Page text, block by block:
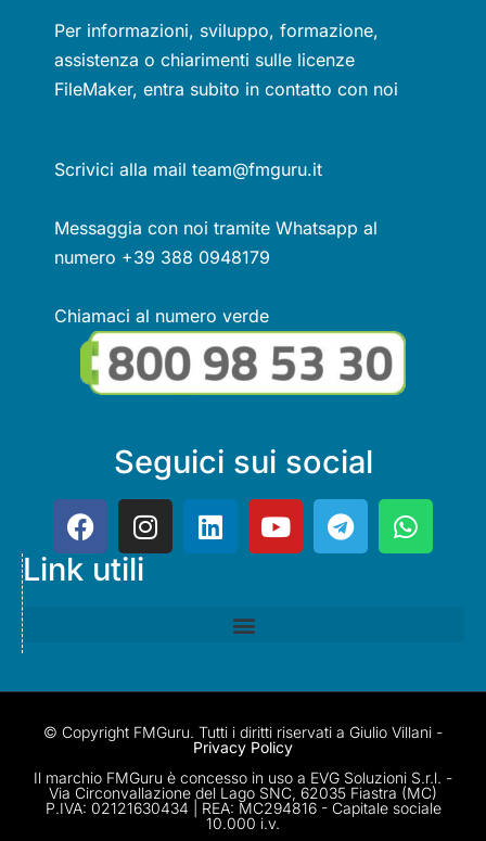
Per informazioni, sviluppo, formazione,
assistenza o chiarimenti sulle licenze
FileMaker, entra subito in contatto con noi
Scrivici alla mail team@fmguru.it
Messaggia con noi tramite Whatsapp al
numero +39 388 0948179
Chiamaci al numero verde
Seguici sui social
Link utili
© Copyright FMGuru. Tutti i diritti riservati a Giulio Villani -
Privacy Policy
Il marchio FMGuru è concesso in uso a EVG Soluzioni S.r.l. -
Via Circonvallazione del Lago SNC, 62035 Fiastra (MC)
P.IVA: 02121630434 | REA: MC294816 - Capitale sociale
10.000 i.v.